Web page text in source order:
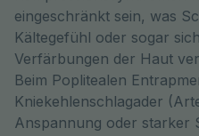
eingeschränkt sein, was
Kältegefühl oder sogar
Verfärbungen der Haut
Beim Poplitealen
Kniekehlenschlagader
Anspannung oder starker